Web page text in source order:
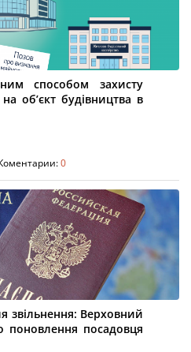
способом захисту
об’єкт будівництва в
0
звільнення: Верховний
поновлення посадовця